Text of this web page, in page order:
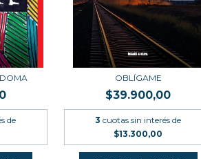
de
OBLÍGAME
$39.900,00
3 cuotas sin interés de
$13.300,00